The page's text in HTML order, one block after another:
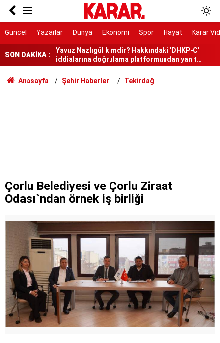
Güncel Yazarlar Dünya Ekonomi Spor Hayat Karar
SON DAKİKA :
Tepebaşı Belediye Başkanı Ataç Yeni Parti’ye
iddialarına doğrulama platformundan yanıt
geldi!
Meteoroloji'den uyarı: Marmara’da pazar günü
sağanak bekleniyor
dikkat çekti
149 şüpheli hakkında dava
Anasayfa Şehir Haberleri Tekirdağ
Çorlu Belediyesi ve Çorlu Ziraat
Odası`ndan örnek iş birliği